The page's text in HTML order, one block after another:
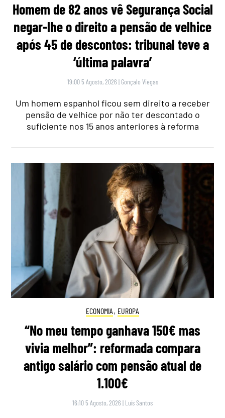
Homem de 82 anos vê Segurança Social
negar-lhe o direito a pensão de velhice
após 45 de descontos: tribunal teve a
‘última palavra’
19:00 5 Agosto, 2026 | Gonçalo Viegas
Um homem espanhol ficou sem direito a receber
pensão de velhice por não ter descontado o
suficiente nos 15 anos anteriores à reforma
ECONOMIA , EUROPA
“No meu tempo ganhava 150€ mas
vivia melhor”: reformada compara
antigo salário com pensão atual de
1.100€
16:10 5 Agosto, 2026 | Luís Santos